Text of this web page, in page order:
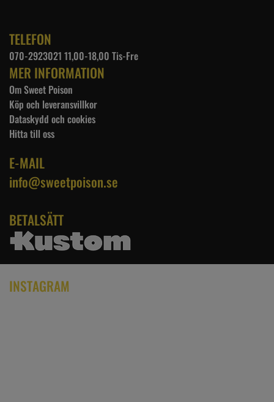
TELEFON
070-2923021 11,00-18,00 Tis-Fre
MER INFORMATION
Om Sweet Poison
Köp och leveransvillkor
Dataskydd och cookies
Hitta till oss
E-MAIL
info@sweetpoison.se
BETALSÄTT
INSTAGRAM